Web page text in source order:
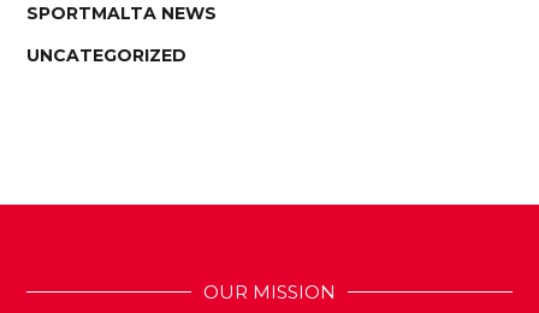
SPORTMALTA NEWS
UNCATEGORIZED
OUR MISSION